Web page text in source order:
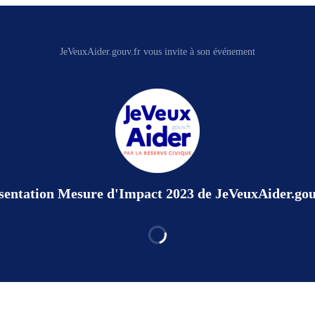
JeVeuxAider.gouv.fr vous invite à son événement
Mesure d'Impact 2023 de